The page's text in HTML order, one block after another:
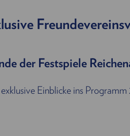
der Festspiele
Einblicke ins Programm